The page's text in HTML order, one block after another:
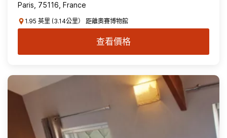
Paris, 75116, France
1.95 英里 (3.14公里） 距離奧賽博物館
查看價格